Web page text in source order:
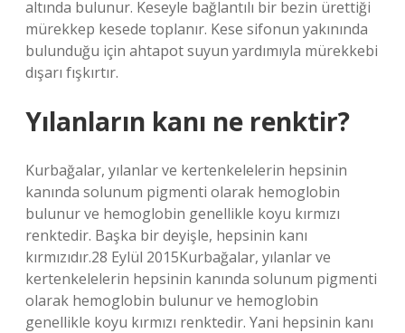
altında bulunur. Keseyle bağlantılı bir bezin ürettiği
mürekkep kesede toplanır. Kese sifonun yakınında
bulunduğu için ahtapot suyun yardımıyla mürekkebi
dışarı fışkırtır.
Yılanların kanı ne renktir?
Kurbağalar, yılanlar ve kertenkelelerin hepsinin
kanında solunum pigmenti olarak hemoglobin
bulunur ve hemoglobin genellikle koyu kırmızı
renktedir. Başka bir deyişle, hepsinin kanı
kırmızıdır.28 Eylül 2015Kurbağalar, yılanlar ve
kertenkelelerin hepsinin kanında solunum pigmenti
olarak hemoglobin bulunur ve hemoglobin
genellikle koyu kırmızı renktedir. Yani hepsinin kanı